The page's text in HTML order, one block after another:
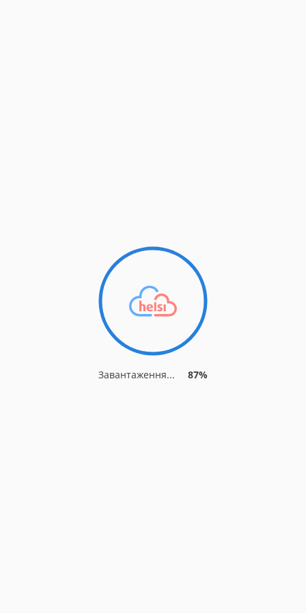
Завантаження... 87%